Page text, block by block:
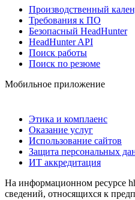
Производственный
Требования к ПО
Безопасный HeadHunter
HeadHunter API
Поиск работы
Поиск по резюме
Мобильное приложение
Этика и комплаенс
Оказание услуг
Использование сайтов
Защита персональных
ИТ аккредитация
На информационном ресурсе
сведений, относящихся к